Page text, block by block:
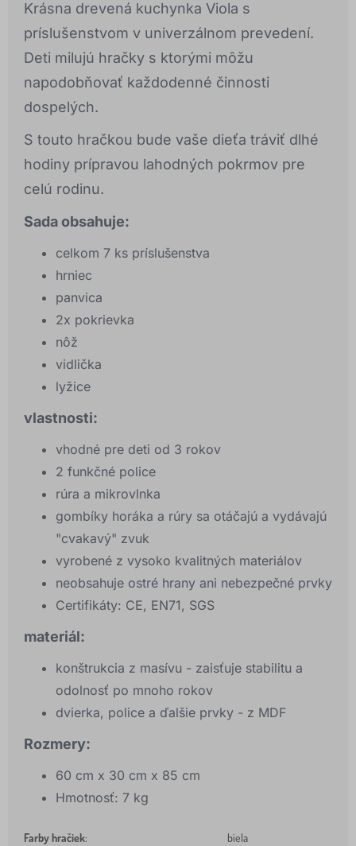
Krásna drevená kuchynka Viola s
príslušenstvom v univerzálnom prevedení.
Deti milujú hračky s ktorými môžu
napodobňovať každodenné činnosti
dospelých.
S touto hračkou bude vaše dieťa tráviť dlhé
hodiny prípravou lahodných pokrmov pre
celú rodinu.
Sada obsahuje:
celkom 7 ks príslušenstva
hrniec
panvica
2x pokrievka
nôž
vidlička
lyžice
vlastnosti:
vhodné pre deti od 3 rokov
2 funkčné police
rúra a mikrovlnka
gombíky horáka a rúry sa otáčajú a vydávajú
"cvakavý" zvuk
vyrobené z vysoko kvalitných materiálov
neobsahuje ostré hrany ani nebezpečné prvky
Certifikáty: CE, EN71, SGS
materiál:
konštrukcia z masívu - zaisťuje stabilitu a
odolnosť po mnoho rokov
dvierka, police a ďalšie prvky - z MDF
Rozmery:
60 cm x 30 cm x 85 cm
Hmotnosť: 7 kg
Farby hračiek: biela